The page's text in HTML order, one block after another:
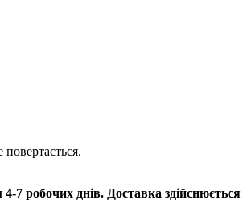
7 робочих днів. Доставка